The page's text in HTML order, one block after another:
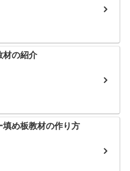
材の紹介
填め板教材の作り方